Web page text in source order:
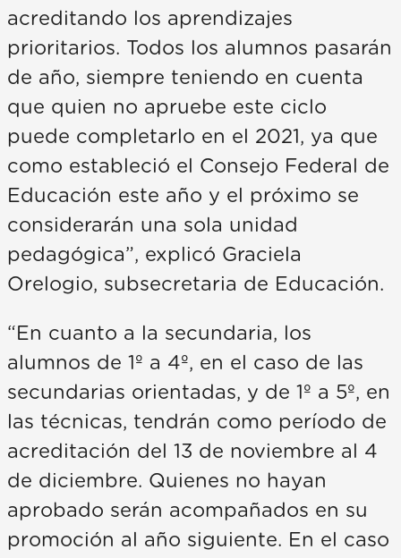
acreditando los aprendizajes
prioritarios. Todos los alumnos pasarán
de año, siempre teniendo en cuenta
que quien no apruebe este ciclo
puede completarlo en el 2021, ya que
como estableció el Consejo Federal de
Educación este año y el próximo se
considerarán una sola unidad
pedagógica”, explicó Graciela
Orelogio, subsecretaria de Educación.
“En cuanto a la secundaria, los
alumnos de 1º a 4º, en el caso de las
secundarias orientadas, y de 1º a 5º, en
las técnicas, tendrán como período de
acreditación del 13 de noviembre al 4
de diciembre. Quienes no hayan
aprobado serán acompañados en su
promoción al año siguiente. En el caso